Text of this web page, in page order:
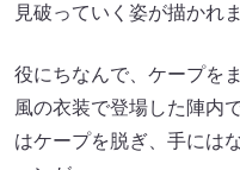
見破っていく姿が描かれま
役にちなんで、ケープを
風の衣装で登場した陣内
はケープを脱ぎ、手には